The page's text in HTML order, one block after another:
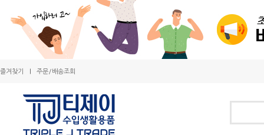
즐겨찾기 주문/배송조회